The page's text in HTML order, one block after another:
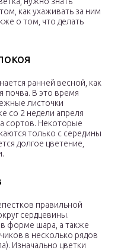
как ухаживать за ним
о том, что делать
ранней весной, как
почва. В это время
листочки
со 2 недели апреля
сортов. Некоторые
только с середины
долгое цветение,
правильной
сердцевины.
форме шара, а также
в несколько рядов
Изначально цветки